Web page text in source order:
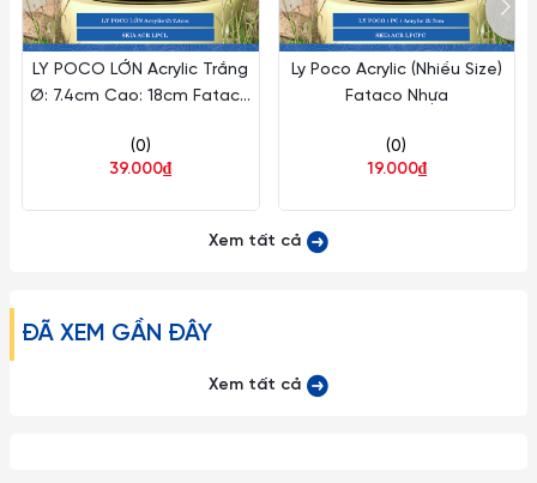
chân ly nhỏ dài rất dễ gẫy vỡ nên khi cầm phải nhẹ nhàng và
tuyệt đối không được bẻ, vặn hoặc cầm không đúng cách…
– Tuyệt đối không dùng các đồ vật cứng thô ráp để lau chùi
chén đĩa.
các sản phẩm làm từ thuy tinh (từ nóng sang lạnh hoặc
LY POCO LỚN Acrylic Trắng
Ø: 7.4cm Cao: 18cm Fataco
(0)
39.000₫
Ly Poco Acrylic (Nhiều Size)
Fataco Nhựa
(0)
19.000₫
Xem tất cả
ĐÃ XEM GẦN ĐÂY
Xem tất cả